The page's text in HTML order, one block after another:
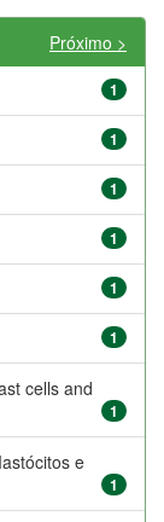
Próximo >
1
1
1
1
1
1
cells and
1
e
1